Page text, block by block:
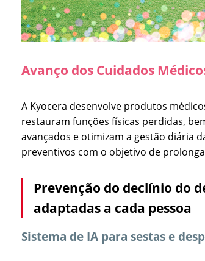
Avanço dos Cuidados
A Kyocera desenvolve produtos
restauram funções físicas perdidas,
avançados e otimizam a gestão diária
preventivos com o objetivo de
Prevenção do declínio do
adaptadas a cada pessoa
Sistema de IA para sestas e